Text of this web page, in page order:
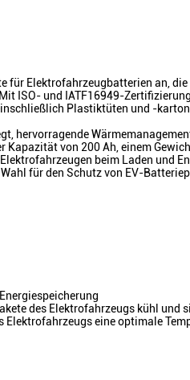
für Elektrofahrzeugbatterien an,
ISO- und IATF16949-
Plastiktüten und -
hervorragende
Kapazität von 200 Ah, einem
beim Laden und
für den Schutz von EV-
des Elektrofahrzeugs kühl und
eine optimale